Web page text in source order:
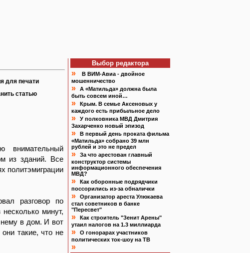
для печати
статью
внимательный
из зданий. Все
политэмиграции
разговор по
минут,
в дом. И вот
такие, что не
Выбор редактора
»
В ВИМ-Авиа - двойное
мошенничество
»
А «Матильда» должна была
быть совсем иной…
»
Крым. В семье Аксеновых у
каждого есть прибыльное дело
»
У полковника МВД Дмитрия
Захарченко новый эпизод
»
В первый день проката фильма
«Матильда» собрано 39 млн
рублей и это не предел
»
За что арестован главный
конструктор системы
информационного обеспечения
МВД?
»
Как оборонные подрядчики
поссорились из-за обналички
»
Организатор ареста Улюкаева
стал советников в банке
"Пересвет"
»
Как строитель "Зенит Арены"
утаил налогов на 1.3 миллиарда
»
О гонорарах участников
политических ток-шоу на ТВ
»